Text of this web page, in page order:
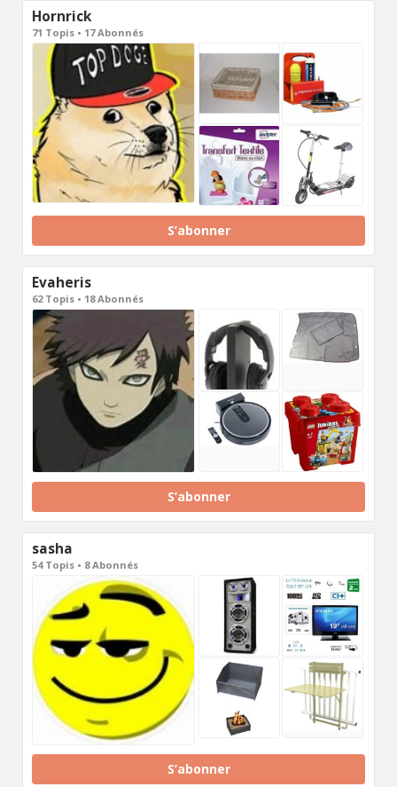
Hornrick
71 Topis • 17 Abonnés
S’abonner
Evaheris
62 Topis • 18 Abonnés
S’abonner
sasha
54 Topis • 8 Abonnés
S’abonner